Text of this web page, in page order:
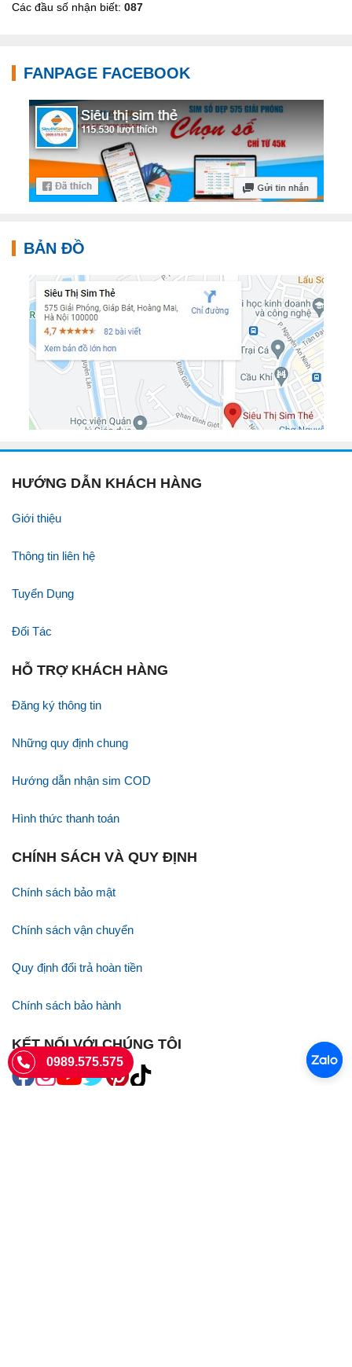
Các đầu số nhận biết: 087
FANPAGE FACEBOOK
BẢN ĐỒ
HƯỚNG DẪN KHÁCH HÀNG
Giới thiệu
Thông tin liên hệ
Tuyển Dụng
Đối Tác
HỖ TRỢ KHÁCH HÀNG
Đăng ký thông tin
Những quy định chung
Hướng dẫn nhận sim COD
Hình thức thanh toán
CHÍNH SÁCH VÀ QUY ĐỊNH
Chính sách bảo mật
Chính sách vận chuyển
Quy định đổi trả hoàn tiền
Chính sách bảo hành
KẾT NỐI VỚI CHÚNG TÔI
0989.575.575